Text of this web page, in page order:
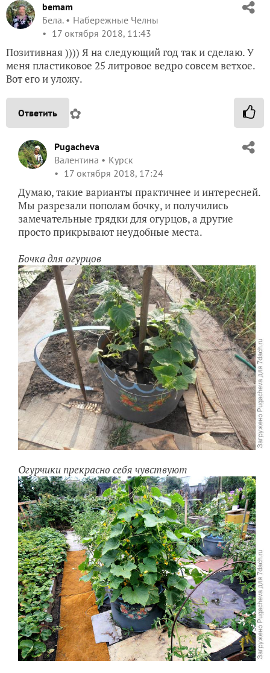
bemam
Бела.
Набережные Челны
17 октября 2018, 11:43
Позитивная )))) Я на следующий год так и сделаю. У
меня пластиковое 25 литровое ведро совсем ветхое.
Вот его и уложу.
Ответить ✿
Pugacheva
Валентина
Курск
17 октября 2018, 17:24
Думаю, такие варианты практичнее и интересней.
Мы разрезали пополам бочку, и получились
замечательные грядки для огурцов, а другие
просто прикрывают неудобные места.
Бочка для огурцов
Огурчики прекрасно себя чувствуют